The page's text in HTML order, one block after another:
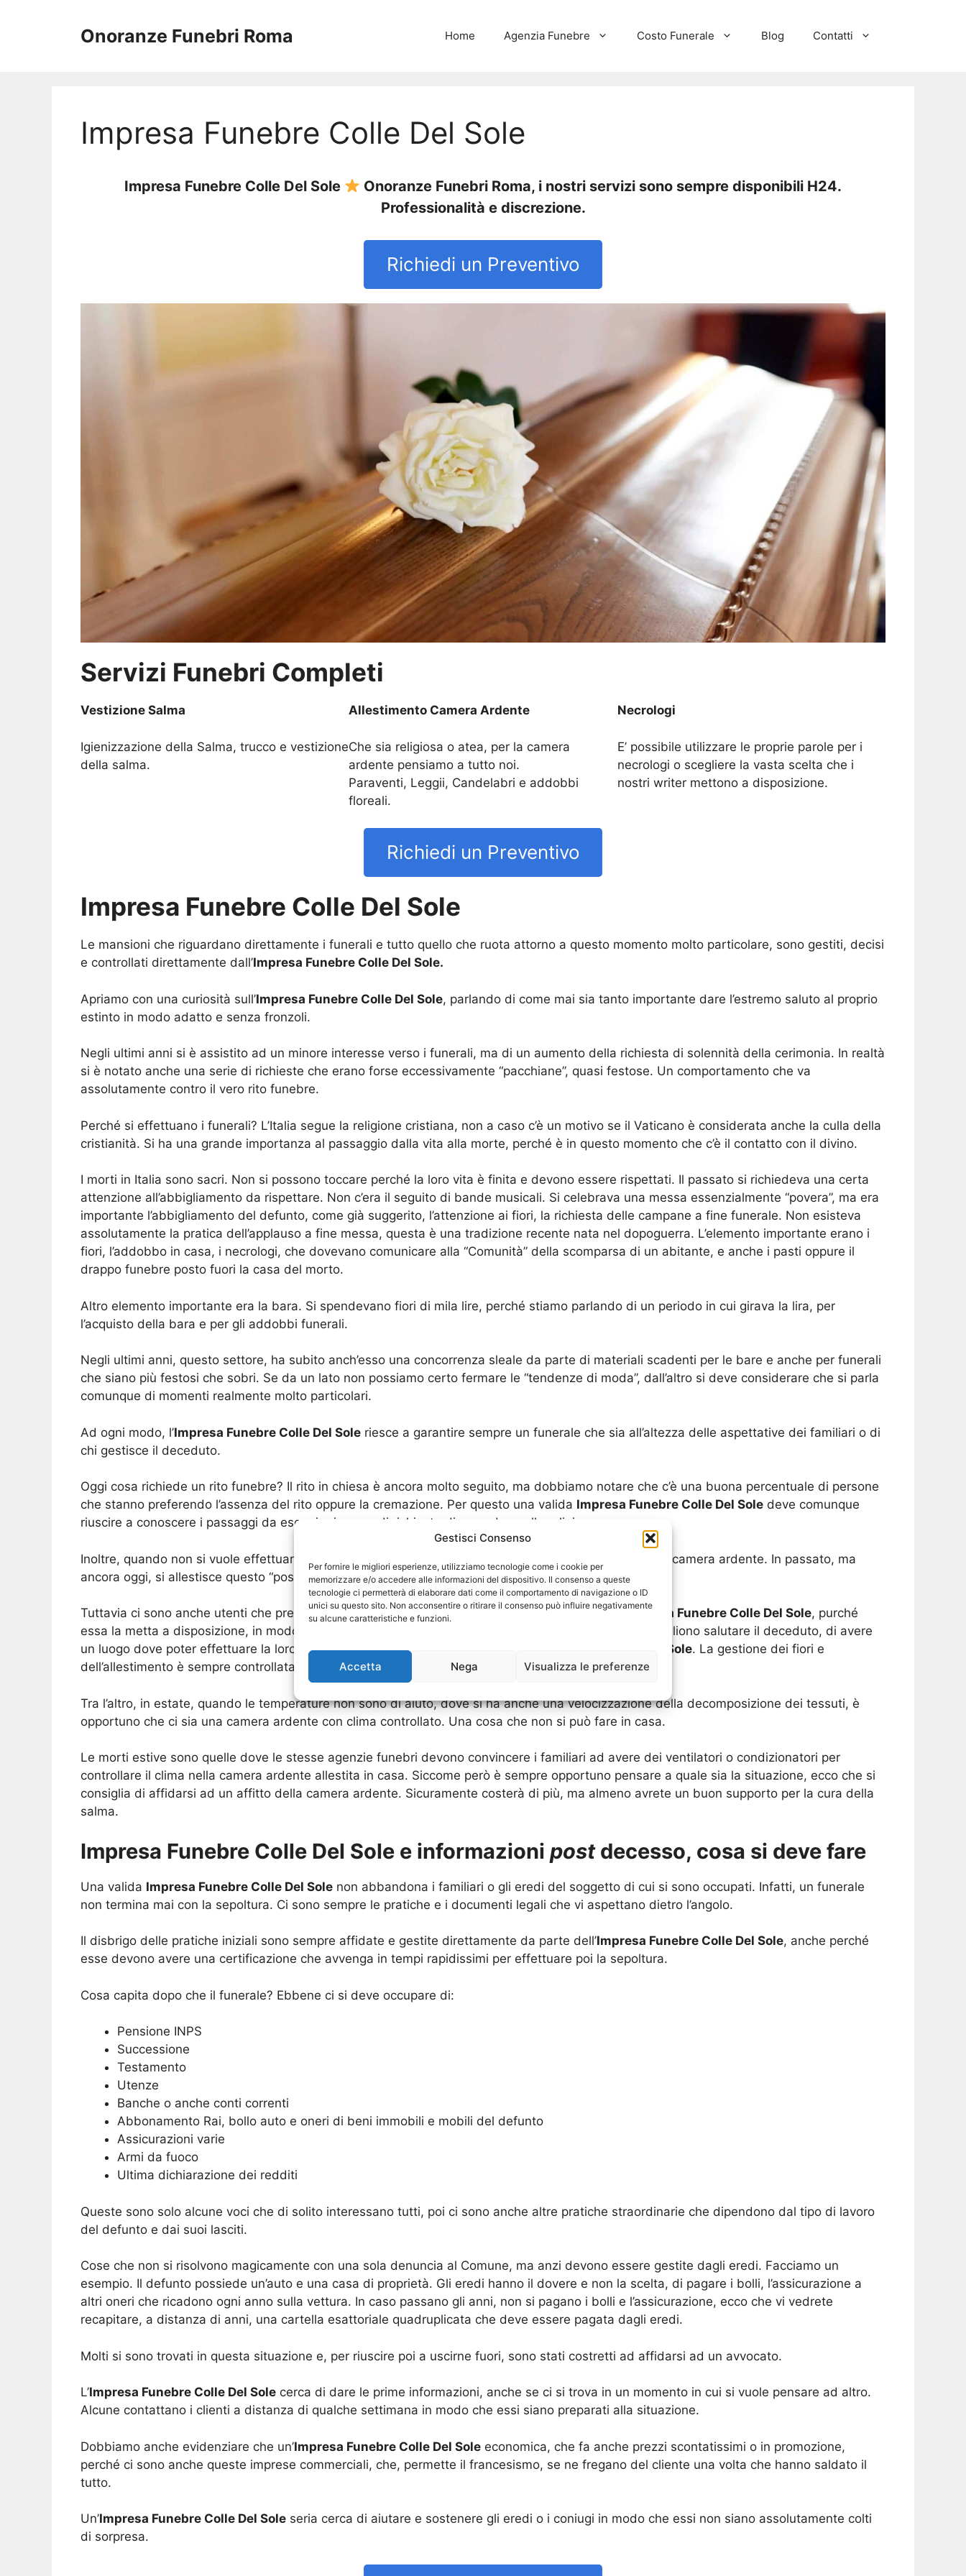
Gestisci Consenso
Per fornire le migliori esperienze, utilizziamo tecnologie come i cookie per
memorizzare e/o accedere alle informazioni del dispositivo. Il consenso a queste
tecnologie ci permetterà di elaborare dati come il comportamento di navigazione o ID
unici su questo sito. Non acconsentire o ritirare il consenso può influire negativamente
su alcune caratteristiche e funzioni.
Accetta Nega Visualizza le preferenze
Onoranze Funebri Roma Home Agenzia Funebre Costo Funerale Blog Contatti
Impresa Funebre Colle Del Sole
Impresa Funebre Colle Del Sole
Onoranze Funebri Roma, i nostri servizi sono sempre disponibili H24.
Professionalità e discrezione.
Richiedi un Preventivo
Servizi Funebri Completi
Vestizione Salma
Igienizzazione della Salma, trucco e vestizione
della salma.
Allestimento Camera Ardente
Che sia religiosa o atea, per la camera
ardente pensiamo a tutto noi.
Paraventi, Leggii, Candelabri e addobbi
floreali.
Necrologi
E’ possibile utilizzare le proprie parole per i
necrologi o scegliere la vasta scelta che i
nostri writer mettono a disposizione.
Richiedi un Preventivo
Impresa Funebre Colle Del Sole
Le mansioni che riguardano direttamente i funerali e tutto quello che ruota attorno a questo momento molto particolare, sono gestiti, decisi
e controllati direttamente dall’Impresa Funebre Colle Del Sole.
Apriamo con una curiosità sull’Impresa Funebre Colle Del Sole, parlando di come mai sia tanto importante dare l’estremo saluto al proprio
estinto in modo adatto e senza fronzoli.
Negli ultimi anni si è assistito ad un minore interesse verso i funerali, ma di un aumento della richiesta di solennità della cerimonia. In realtà
si è notato anche una serie di richieste che erano forse eccessivamente “pacchiane”, quasi festose. Un comportamento che va
assolutamente contro il vero rito funebre.
Perché si effettuano i funerali? L’Italia segue la religione cristiana, non a caso c’è un motivo se il Vaticano è considerata anche la culla della
cristianità. Si ha una grande importanza al passaggio dalla vita alla morte, perché è in questo momento che c’è il contatto con il divino.
I morti in Italia sono sacri. Non si possono toccare perché la loro vita è finita e devono essere rispettati. Il passato si richiedeva una certa
attenzione all’abbigliamento da rispettare. Non c’era il seguito di bande musicali. Si celebrava una messa essenzialmente “povera”, ma era
importante l’abbigliamento del defunto, come già suggerito, l’attenzione ai fiori, la richiesta delle campane a fine funerale. Non esisteva
assolutamente la pratica dell’applauso a fine messa, questa è una tradizione recente nata nel dopoguerra. L’elemento importante erano i
fiori, l’addobbo in casa, i necrologi, che dovevano comunicare alla “Comunità” della scomparsa di un abitante, e anche i pasti oppure il
drappo funebre posto fuori la casa del morto.
Altro elemento importante era la bara. Si spendevano fiori di mila lire, perché stiamo parlando di un periodo in cui girava la lira, per
l’acquisto della bara e per gli addobbi funerali.
Negli ultimi anni, questo settore, ha subito anch’esso una concorrenza sleale da parte di materiali scadenti per le bare e anche per funerali
che siano più festosi che sobri. Se da un lato non possiamo certo fermare le “tendenze di moda”, dall’altro si deve considerare che si parla
comunque di momenti realmente molto particolari.
Ad ogni modo, l’Impresa Funebre Colle Del Sole riesce a garantire sempre un funerale che sia all’altezza delle aspettative dei familiari o di
chi gestisce il deceduto.
Oggi cosa richiede un rito funebre? Il rito in chiesa è ancora molto seguito, ma dobbiamo notare che c’è una buona percentuale di persone
che stanno preferendo l’assenza del rito oppure la cremazione. Per questo una valida Impresa Funebre Colle Del Sole deve comunque
riuscire a conoscere i passaggi da eseguire in caso di richieste diverse da quelle religiose.
Inoltre, quando non si vuole effettuare il rito funebre in chiesa, ci sono comunque delle richieste per la camera ardente. In passato, ma
ancora oggi, si allestisce questo “posteggio” momentaneo della bara direttamente in casa.
Tuttavia ci sono anche utenti che preferiscono affittare una camera ardente direttamente nell’ Impresa Funebre Colle Del Sole, purché
essa la metta a disposizione, in modo da poter fermare la bara. Questo consente alle persone che vogliono salutare il deceduto, di avere
un luogo dove poter effettuare la loro visita. La bara e sotto controllo dell’
Impresa Funebre Colle Del Sole. La gestione dei fiori e
dell’allestimento è sempre controllata da parte dello
Impresa Funebre Colle Del Sole.
Tra l’altro, in estate, quando le temperature non sono di aiuto, dove si ha anche una velocizzazione della decomposizione dei tessuti, è
opportuno che ci sia una camera ardente con clima controllato. Una cosa che non si può fare in casa.
Le morti estive sono quelle dove le stesse agenzie funebri devono convincere i familiari ad avere dei ventilatori o condizionatori per
controllare il clima nella camera ardente allestita in casa. Siccome però è sempre opportuno pensare a quale sia la situazione, ecco che si
consiglia di affidarsi ad un affitto della camera ardente. Sicuramente costerà di più, ma almeno avrete un buon supporto per la cura della
salma.
Impresa Funebre Colle Del Sole e informazioni post decesso, cosa si deve fare
Una valida Impresa Funebre Colle Del Sole non abbandona i familiari o gli eredi del soggetto di cui si sono occupati. Infatti, un funerale
non termina mai con la sepoltura. Ci sono sempre le pratiche e i documenti legali che vi aspettano dietro l’angolo.
Il disbrigo delle pratiche iniziali sono sempre affidate e gestite direttamente da parte dell’Impresa Funebre Colle Del Sole, anche perché
esse devono avere una certificazione che avvenga in tempi rapidissimi per effettuare poi la sepoltura.
Cosa capita dopo che il funerale? Ebbene ci si deve occupare di:
Pensione INPS
Successione
Testamento
Utenze
Banche o anche conti correnti
Abbonamento Rai, bollo auto e oneri di beni immobili e mobili del defunto
Assicurazioni varie
Armi da fuoco
Ultima dichiarazione dei redditi
Queste sono solo alcune voci che di solito interessano tutti, poi ci sono anche altre pratiche straordinarie che dipendono dal tipo di lavoro
del defunto e dai suoi lasciti.
Cose che non si risolvono magicamente con una sola denuncia al Comune, ma anzi devono essere gestite dagli eredi. Facciamo un
esempio. Il defunto possiede un’auto e una casa di proprietà. Gli eredi hanno il dovere e non la scelta, di pagare i bolli, l’assicurazione a
altri oneri che ricadono ogni anno sulla vettura. In caso passano gli anni, non si pagano i bolli e l’assicurazione, ecco che vi vedrete
recapitare, a distanza di anni, una cartella esattoriale quadruplicata che deve essere pagata dagli eredi.
Molti si sono trovati in questa situazione e, per riuscire poi a uscirne fuori, sono stati costretti ad affidarsi ad un avvocato.
L’Impresa Funebre Colle Del Sole cerca di dare le prime informazioni, anche se ci si trova in un momento in cui si vuole pensare ad altro.
Alcune contattano i clienti a distanza di qualche settimana in modo che essi siano preparati alla situazione.
Dobbiamo anche evidenziare che un’Impresa Funebre Colle Del Sole economica, che fa anche prezzi scontatissimi o in promozione,
perché ci sono anche queste imprese commerciali, che, permette il francesismo, se ne fregano del cliente una volta che hanno saldato il
tutto.
Un’Impresa Funebre Colle Del Sole seria cerca di aiutare e sostenere gli eredi o i coniugi in modo che essi non siano assolutamente colti
di sorpresa.